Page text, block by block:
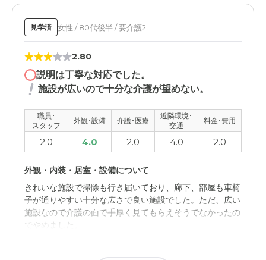
見学済 女性 / 80代後半 / 要介護2
2.80
説明は丁寧な対応でした。
施設が広いので十分な介護が望めない。
職員･
スタッフ
外観･設備 介護･医療
近隣環境･
交通
料金･費用
2.0 4.0 2.0 4.0 2.0
外観・内装・居室・設備について
きれいな施設で掃除も行き届いており、廊下、部屋も車椅
子が通りやすい十分な広さで良い施設でした。ただ、広い
施設なので介護の面で手厚く見てもらえそうでなかったの
でやめました。